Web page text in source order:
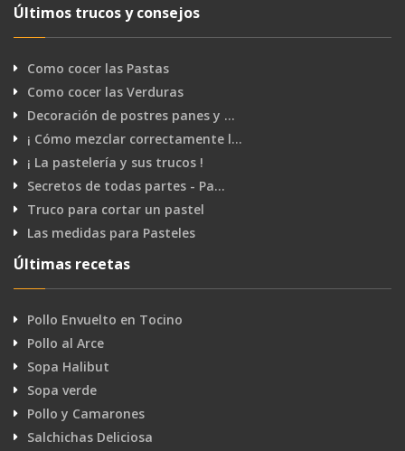
Últimos trucos y consejos
Como cocer las Pastas
Como cocer las Verduras
Decoración de postres panes y …
¡ Cómo mezclar correctamente l…
¡ La pastelería y sus trucos !
Secretos de todas partes - Pa…
Truco para cortar un pastel
Las medidas para Pasteles
Últimas recetas
Pollo Envuelto en Tocino
Pollo al Arce
Sopa Halibut
Sopa verde
Pollo y Camarones
Salchichas Deliciosa